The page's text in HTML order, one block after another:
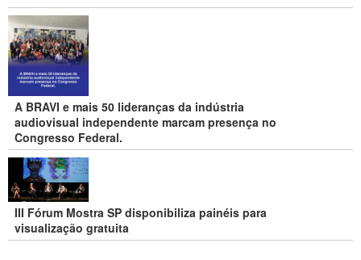
A BRAVI e mais 50 lideranças da indústria
audiovisual independente marcam presença no
Congresso Federal.
III Fórum Mostra SP disponibiliza painéis para
visualização gratuita